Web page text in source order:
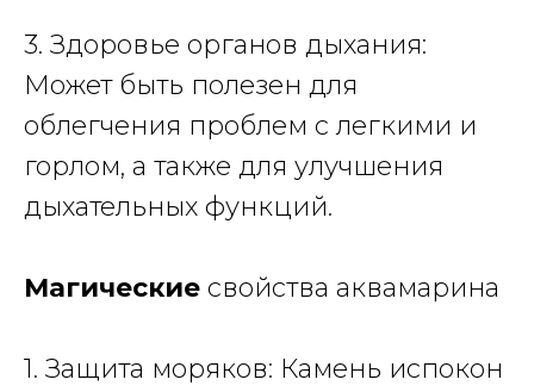
3. Здоровье органов дыхания:
Может быть полезен для
облегчения проблем с легкими и
горлом, а также для улучшения
дыхательных функций.
Магические свойства аквамарина
1. Защита моряков: Камень испокон